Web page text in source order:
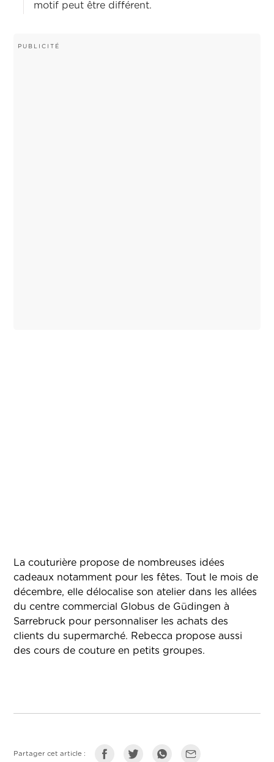
motif peut être différent.
La couturière propose de nombreuses idées
cadeaux notamment pour les fêtes. Tout le mois de
décembre, elle délocalise son atelier dans les allées
du centre commercial Globus de Güdingen à
Sarrebruck pour personnaliser les achats des
clients du supermarché. Rebecca propose aussi
des cours de couture en petits groupes.
Partager cet article :